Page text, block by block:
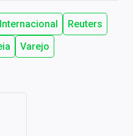
Internacional
Reuters
Varejo